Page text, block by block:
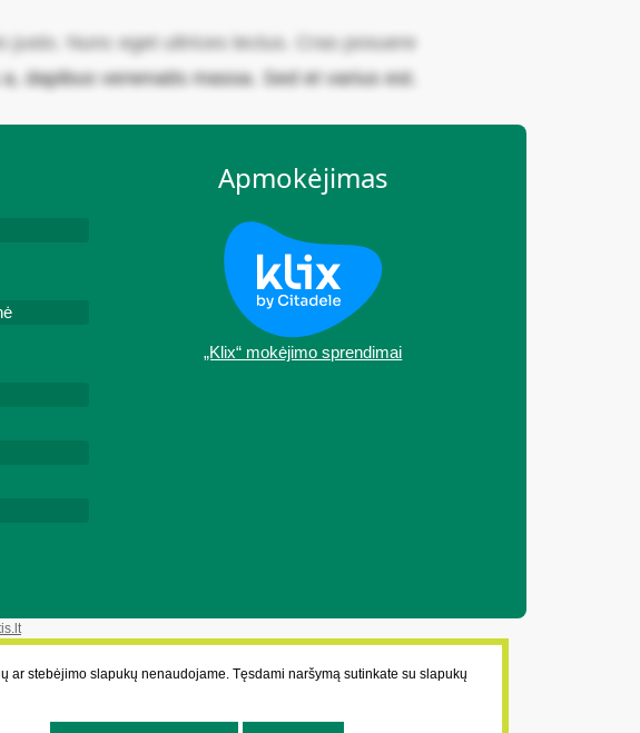
justo. Nunc eget ultrices lectus. Cras posuere
dapibus venenatis massa. Sed et varius est.
Apmokėjimas
„Klix“ mokėjimo sprendimai
ar stebėjimo slapukų nenaudojame. Tęsdami naršymą sutinkate su slapukų